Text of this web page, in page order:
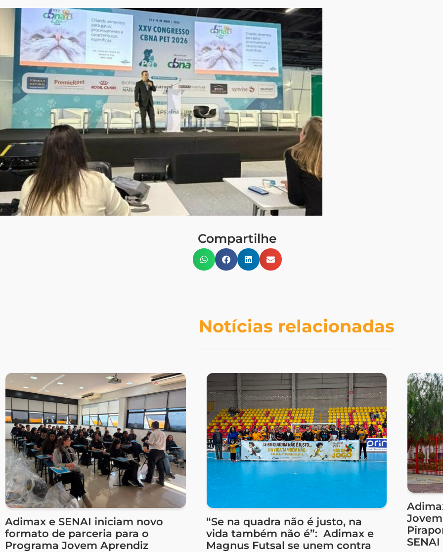
Compartilhe
Notícias relacionadas
Adimax e SENAI iniciam novo
formato de parceria para o
Programa Jovem Aprendiz
“Se na quadra não é justo, na
vida também não é”: Adimax e
Magnus Futsal se unem contra
SENAI